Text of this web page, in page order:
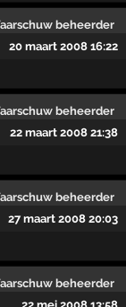
20 maart 2008 16:22
22 maart 2008 21:38
27 maart 2008 20:03